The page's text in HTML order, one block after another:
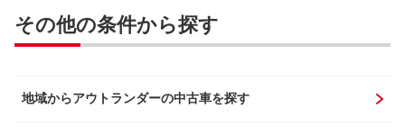
その他の条件から探す
地域からアウトランダーの中古車を探す